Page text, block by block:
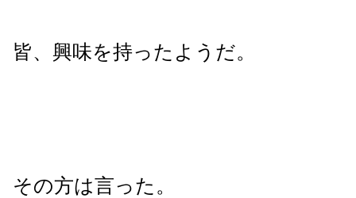
皆、興味を持ったようだ。
その方は言った。